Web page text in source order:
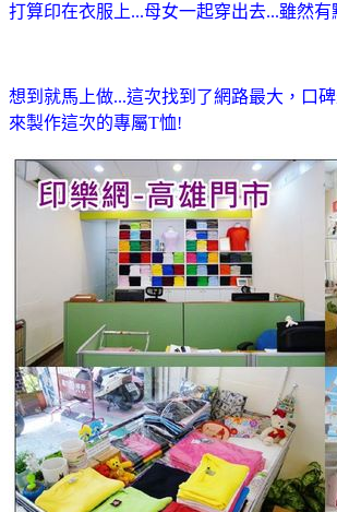
打算印在衣服上...母女一起穿出去...雖然
想到就馬上做...這次找到了網路最大，口
來製作這次的專屬T恤!